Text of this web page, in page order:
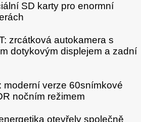
SD karty pro enormní
zrcátková autokamera s
dotykovým displejem a zadní
moderní verze 60snímkové
nočním režimem
otevřely společně